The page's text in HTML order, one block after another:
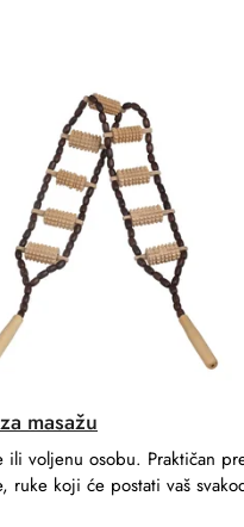
masažu
ili voljenu osobu. Praktičan
ruke koji će postati vaš